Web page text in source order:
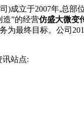
)成立于2007年,总
造”的经营仿盛大微变
为最终目标。公司
讯站点: